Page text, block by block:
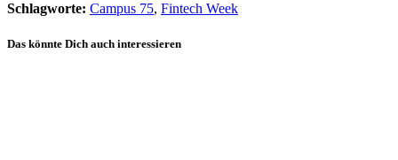
Schlagworte: Campus 75, Fintech Week
Das könnte Dich auch interessieren